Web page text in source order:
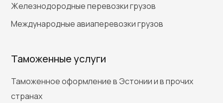
Железнодородные перевозки грузов
Международные авиаперевозки грузов
Таможенные услуги
Таможенное оформление в Эстонии и в прочих
странах